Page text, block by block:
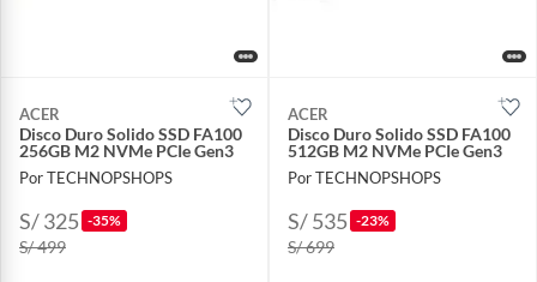
ACER
Disco Duro Solido SSD FA100
256GB M2 NVMe PCIe Gen3
Por TECHNOPSHOPS
S/ 325 -35%
S/ 499
ACER
Disco Duro Solido SSD FA100
512GB M2 NVMe PCIe Gen3
Por TECHNOPSHOPS
S/ 535 -23%
S/ 699